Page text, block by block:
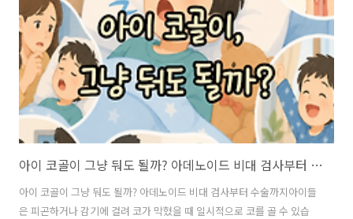
와 크기, 증상, 임신 계획에 따라 수술이 더 적합한 경우도 있습니다오늘
은 자궁근종 하이푸와 수술의 차이부터 비용, 실비, 어떤 경우에 치료를
고려하는지 알아보겠습니다..
아이 코골이 그냥 둬도 될까? 아데노이드 비대 검사부터 수술까지
아이 코골이 그냥 둬도 될까? 아데노이드 비대 검사부터 수술까지아이들
은 피곤하거나 감기에 걸려 코가 막혔을 때 일시적으로 코를 골 수 있습